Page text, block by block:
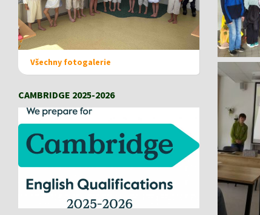
Všechny fotogalerie
CAMBRIDGE 2025-2026